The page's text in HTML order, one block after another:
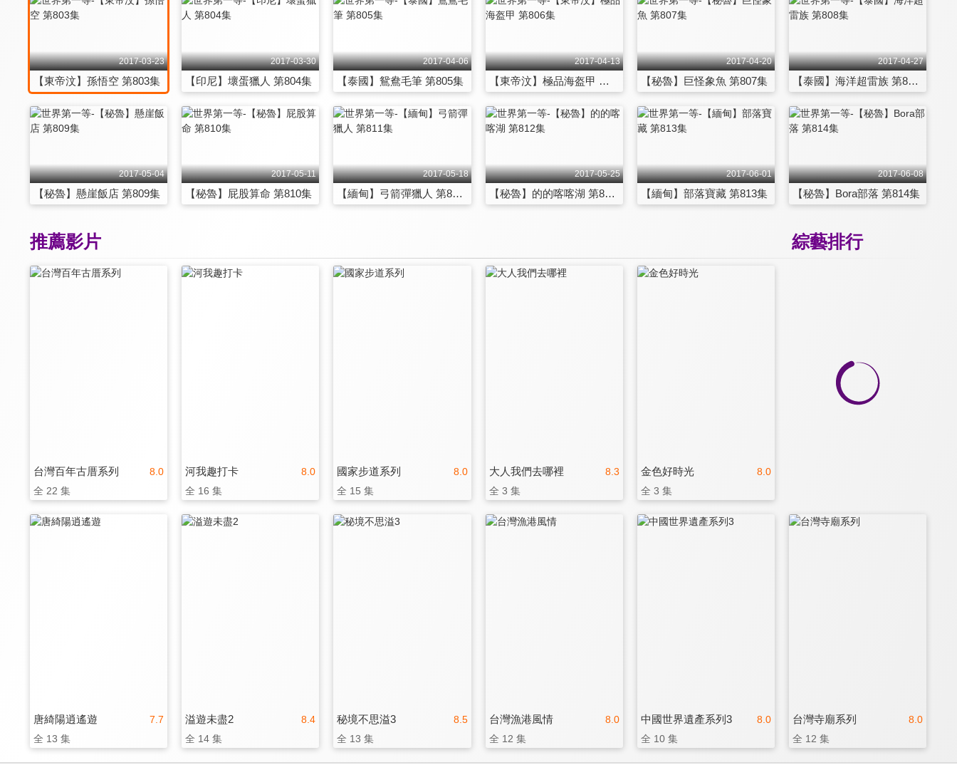
2017-03-23
【東帝汶】孫悟空 第803集
2017-03-30
【印尼】壞蛋獵人 第804集
2017-04-06
【泰國】鴛鴦毛筆 第805集
2017-04-13
【東帝汶】極品海盔甲 第806集
2017-04-20
【秘魯】巨怪象魚 第807集
2017-04-27
【泰國】海洋超雷族 第808集
2017-05-04
【秘魯】懸崖飯店 第809集
2017-05-11
【秘魯】屁股算命 第810集
2017-05-18
【緬甸】弓箭彈獵人 第811集
2017-05-25
【秘魯】的的喀喀湖 第812集
2017-06-01
【緬甸】部落寶藏 第813集
2017-06-08
【秘魯】Bora部落 第814集
綜藝排行
推薦影片
8.0
台灣百年古厝系列
全 22 集
8.0
河我趣打卡
全 16 集
8.0
國家步道系列
全 15 集
8.3
大人我們去哪裡
全 3 集
8.0
金色好時光
全 3 集
7.7
唐綺陽逍遙遊
全 13 集
8.4
溢遊未盡2
全 14 集
8.5
秘境不思溢3
全 13 集
8.0
台灣漁港風情
全 12 集
8.0
中國世界遺產系列3
全 10 集
8.0
台灣寺廟系列
全 12 集